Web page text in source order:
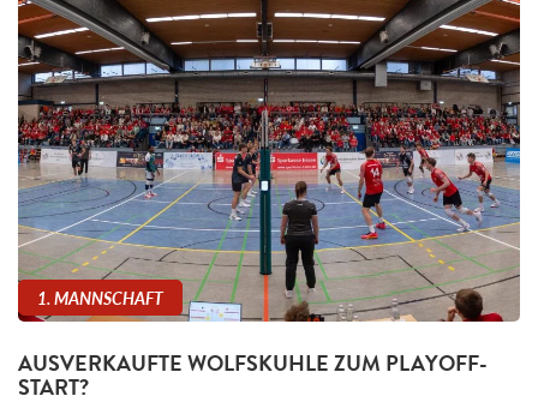
1. MANNSCHAFT
AUSVERKAUFTE WOLFSKUHLE ZUM PLAYOFF-
START?